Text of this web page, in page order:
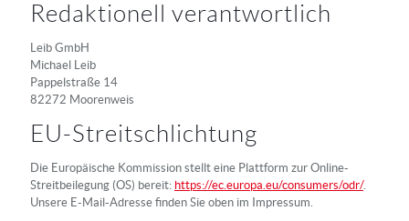
Redaktionell verantwortlich
Leib GmbH
Michael Leib
Pappelstraße 14
82272 Moorenweis
EU-Streitschlichtung
Die Europäische Kommission stellt eine Plattform zur Online-
Streitbeilegung (OS) bereit: https://ec.europa.eu/consumers/odr/.
Unsere E-Mail-Adresse finden Sie oben im Impressum.